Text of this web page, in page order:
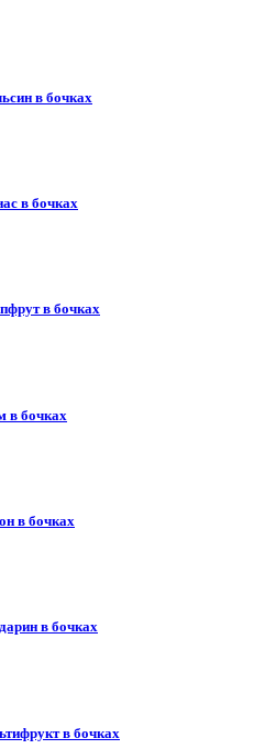
в бочках
в бочках
в бочках
в бочках
в бочках
в бочках
в бочках